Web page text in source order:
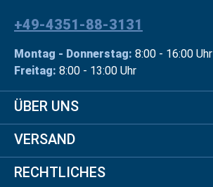
+49-4351-88-3131
Montag - Donnerstag: 8:00 - 16:00 Uhr
Freitag: 8:00 - 13:00 Uhr
ÜBER UNS
VERSAND
RECHTLICHES